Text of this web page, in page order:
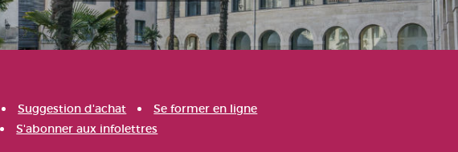
Suggestion d'achat
Se former en ligne
S'abonner aux infolettres